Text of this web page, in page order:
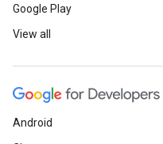
Google Play
View all
Android